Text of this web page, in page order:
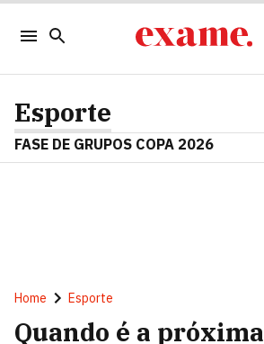
Esporte
FASE DE GRUPOS COPA 2026
Home Esporte
Quando é a próxima